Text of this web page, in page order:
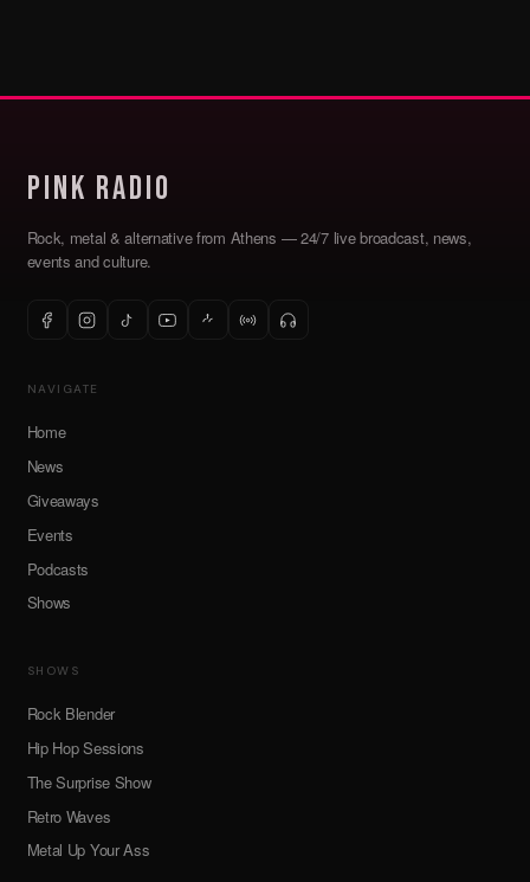
Pink Radio
Rock, metal & alternative from Athens — 24/7 live broadcast, news,
events and culture.
NAVIGATE
Home
News
Giveaways
Events
Podcasts
Shows
SHOWS
Rock Blender
Hip Hop Sessions
The Surprise Show
Retro Waves
Metal Up Your Ass